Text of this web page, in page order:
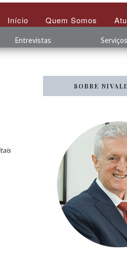
Início Quem Somos
Entrevistas Serviços
SOBRE